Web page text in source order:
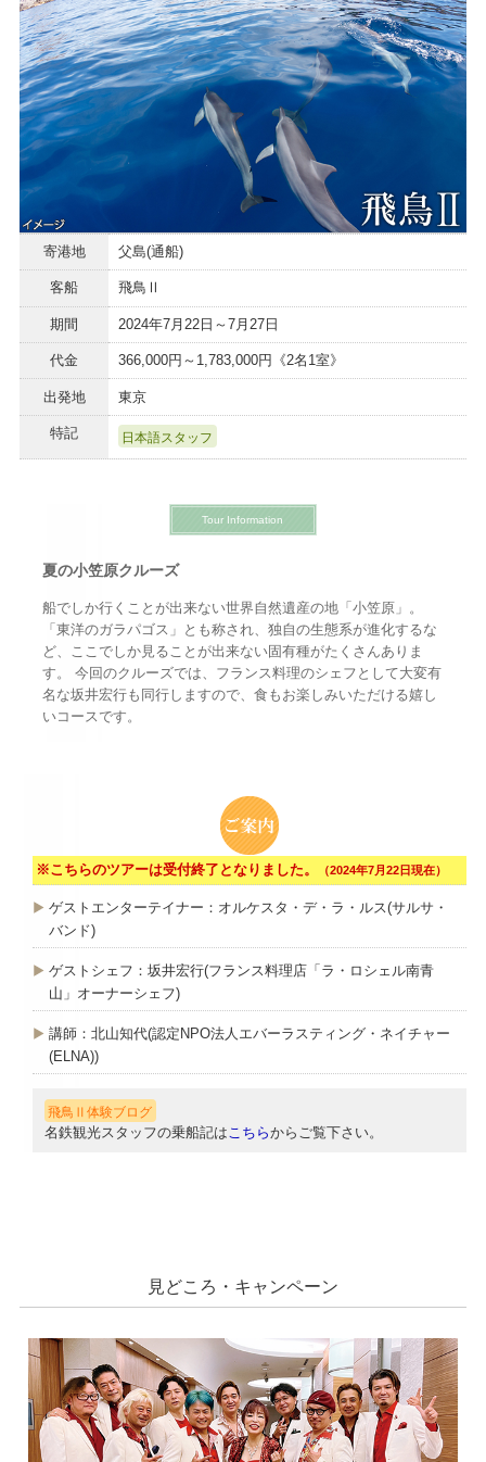
寄港地 父島(通船)
客船 飛鳥Ⅱ
期間 2024年7月22日～7月27日
代金 366,000円～1,783,000円《2名1室》
出発地 東京
特記 日本語スタッフ
Tour Information
夏の小笠原クルーズ
船でしか行くことが出来ない世界自然遺産の地「小笠原」。
「東洋のガラパゴス」とも称され、独自の生態系が進化するな
ど、ここでしか見ることが出来ない固有種がたくさんありま
す。 今回のクルーズでは、フランス料理のシェフとして大変有
名な坂井宏行も同行しますので、食もお楽しみいただける嬉し
いコースです。
※こちらのツアーは受付終了となりました。 （2024年7月22日現在）
ゲストエンターテイナー：オルケスタ・デ・ラ・ルス(サルサ・
バンド)
ゲストシェフ：坂井宏行(フランス料理店「ラ・ロシェル南青
山」オーナーシェフ)
講師：北山知代(認定NPO法人エバーラスティング・ネイチャー
(ELNA))
飛鳥Ⅱ体験ブログ
名鉄観光スタッフの乗船記は こちらからご覧下さい。
見どころ・キャンペーン